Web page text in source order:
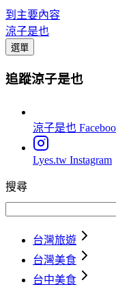
到主要內容
涼子是也
選單
追蹤涼子是也
涼子是也
Lyes.tw Instagram
搜尋
台灣旅遊
台灣美食
台中美食